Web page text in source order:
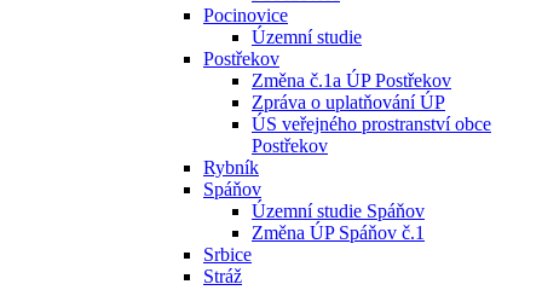
Pocinovice
Územní studie
Postřekov
Změna č.1a ÚP Postřekov
Zpráva o uplatňování ÚP
ÚS veřejného prostranství obce
Postřekov
Rybník
Spáňov
Územní studie Spáňov
Změna ÚP Spáňov č.1
Srbice
Stráž